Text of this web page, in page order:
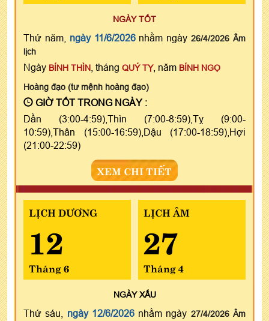
NGÀY TỐT
Thứ năm, ngày 11/6/2026nhằm ngày26/4/2026 Âm
lịch
Ngày BÍNH THÌN , tháng QUÝ TỴ, năm BÍNH NGỌ
Hoàng đạo (tư mệnh hoàng đạo)
GIỜ TỐT TRONG NGÀY :
Dần (3:00-4:59),Thìn (7:00-8:59),Tỵ (9:00-
10:59),Thân (15:00-16:59),Dậu (17:00-18:59),Hợi
(21:00-22:59)
XEM CHI TIẾT
LỊCH DƯƠNG
12
Tháng 6
LỊCH ÂM
27
Tháng 4
NGÀYXẤU
Thứ sáu, ngày 12/6/2026nhằm ngày 27/4/2026 Âm